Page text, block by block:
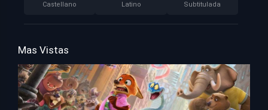
Castellano Latino Subtitulada
Mas Vistas